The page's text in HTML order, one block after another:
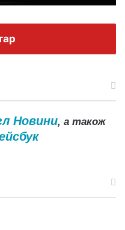
Новини, а також